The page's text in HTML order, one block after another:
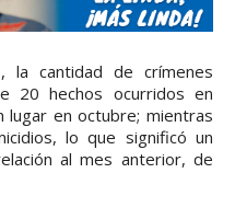
la cantidad de crímenes
20 hechos ocurridos en
en octubre; mientras
lo que significó un
al mes anterior, de